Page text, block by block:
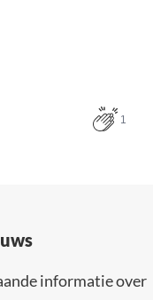
1
informatie over